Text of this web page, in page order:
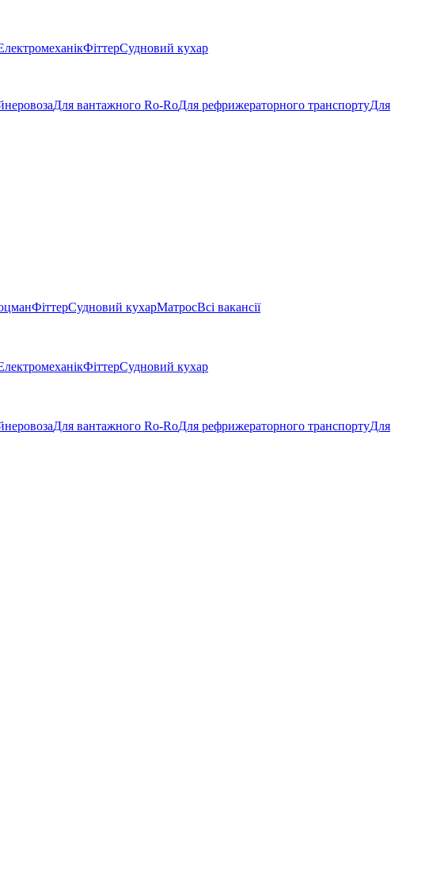
ФіттерСудновий кухар
Для вантажного Ro-RoДля рефрижераторного транспортуДля
ФіттерСудновий кухарМатросВсі вакансії
ФіттерСудновий кухар
Для вантажного Ro-RoДля рефрижераторного транспортуДля